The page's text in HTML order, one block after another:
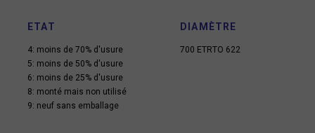
ETAT
4: moins de 70% d'usure
5: moins de 50% d'usure
6: moins de 25% d'usure
8: monté mais non utilisé
9: neuf sans emballage
DIAMÈTRE
700 ETRTO 622